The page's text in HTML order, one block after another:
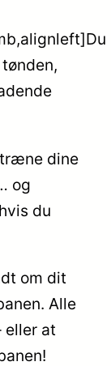
dine
og
du
om dit
Alle
eller at